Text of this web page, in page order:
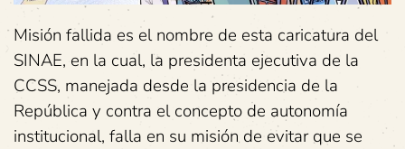
Misión fallida es el nombre de esta caricatura del
SINAE, en la cual, la presidenta ejecutiva de la
CCSS, manejada desde la presidencia de la
República y contra el concepto de autonomía
institucional, falla en su misión de evitar que se